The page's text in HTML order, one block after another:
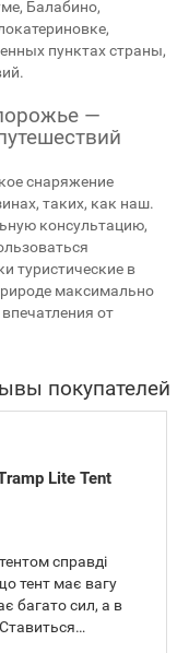
Балабино,
пунктах страны,
—
снаряжение
таких, как наш.
консультацию,
туристические в
максимально
от
покупателей
Lite Tent
справді
тент має вагу
багато сил, а в